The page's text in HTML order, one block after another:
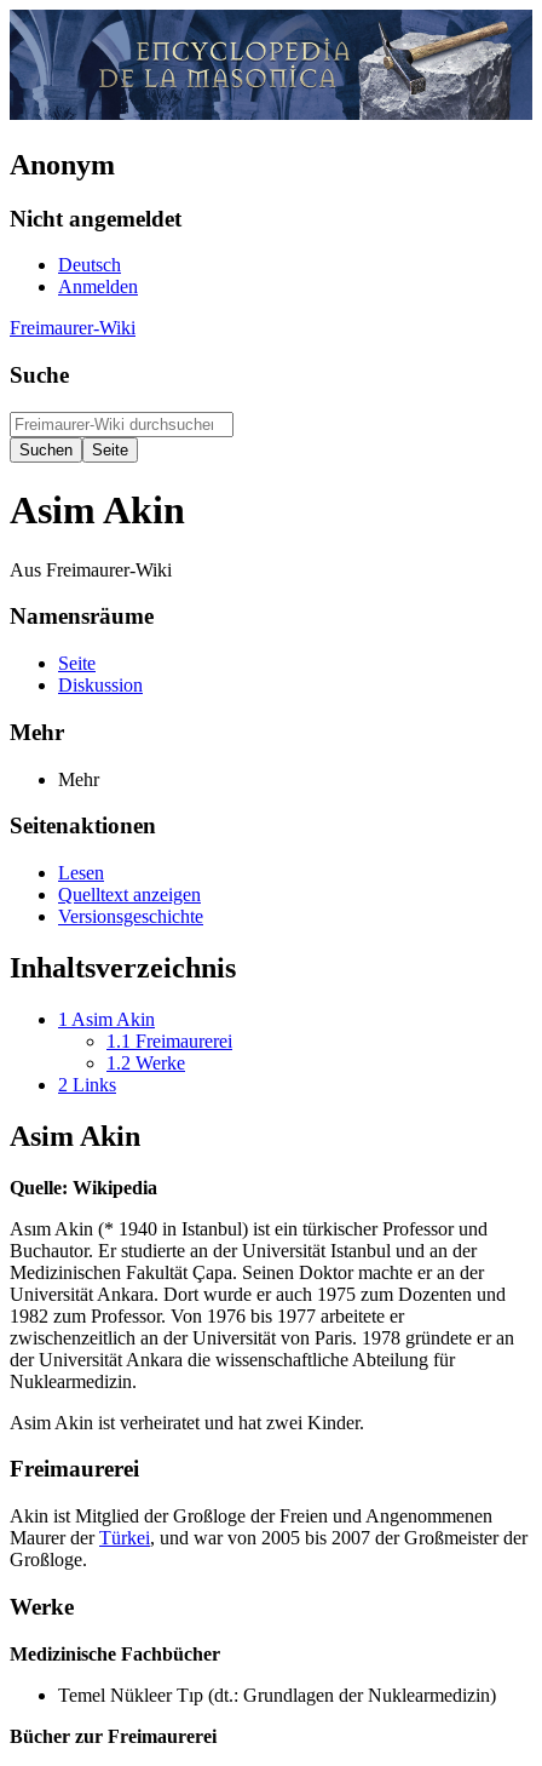
Anonym
Nicht angemeldet
Deutsch
Anmelden
Freimaurer-Wiki
Suche
Asim Akin
Aus Freimaurer-Wiki
Namensräume
Seite
Diskussion
Mehr
Mehr
Seitenaktionen
Lesen
Quelltext anzeigen
Versionsgeschichte
Inhaltsverzeichnis
1 Asim Akin
1.1 Freimaurerei
1.2 Werke
2 Links
Asim Akin
Quelle: Wikipedia
Asım Akin (* 1940 in Istanbul) ist ein türkischer Professor und
Buchautor. Er studierte an der Universität Istanbul und an der
Medizinischen Fakultät Çapa. Seinen Doktor machte er an der
Universität Ankara. Dort wurde er auch 1975 zum Dozenten und
1982 zum Professor. Von 1976 bis 1977 arbeitete er
zwischenzeitlich an der Universität von Paris. 1978 gründete er an
der Universität Ankara die wissenschaftliche Abteilung für
Nuklearmedizin.
Asim Akin ist verheiratet und hat zwei Kinder.
Freimaurerei
Akin ist Mitglied der Großloge der Freien und Angenommenen
Maurer derTürkei, und war von 2005 bis 2007 der Großmeister der
Großloge.
Werke
Medizinische Fachbücher
Temel Nükleer Tıp (dt.: Grundlagen der Nuklearmedizin)
Bücher zur Freimaurerei